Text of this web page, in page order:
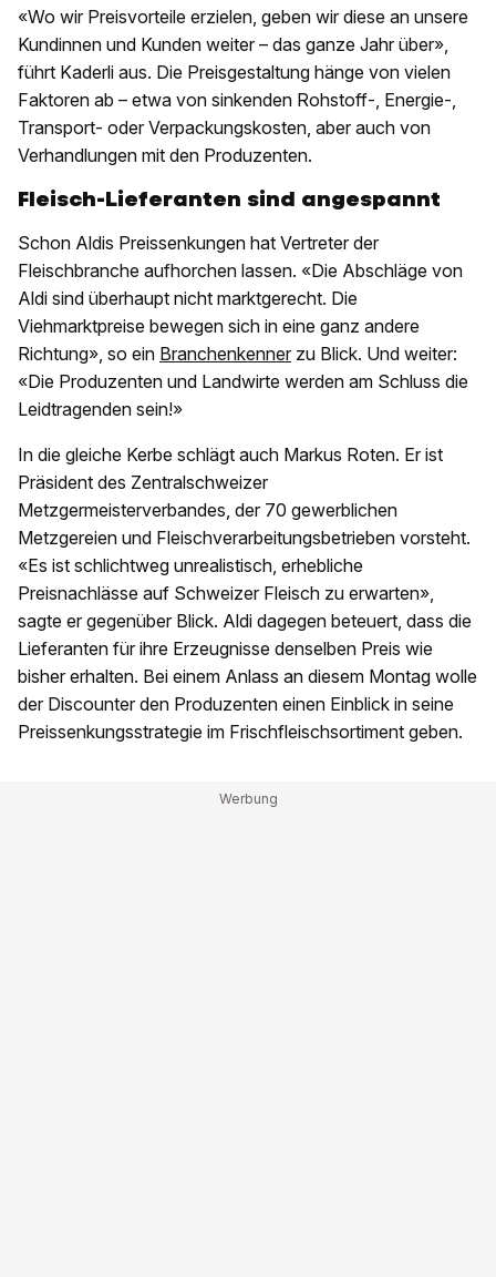
«Wo wir Preisvorteile erzielen, geben wir diese an unsere
Kundinnen und Kunden weiter – das ganze Jahr über»,
führt Kaderli aus. Die Preisgestaltung hänge von vielen
Faktoren ab – etwa von sinkenden Rohstoff-, Energie-,
Transport- oder Verpackungskosten, aber auch von
Verhandlungen mit den Produzenten.
Fleisch-Lieferanten sind angespannt
Schon Aldis Preissenkungen hat Vertreter der
Fleischbranche aufhorchen lassen. «Die Abschläge von
Aldi sind überhaupt nicht marktgerecht. Die
Viehmarktpreise bewegen sich in eine ganz andere
Richtung», so ein Branchenkenner zu Blick. Und weiter:
«Die Produzenten und Landwirte werden am Schluss die
Leidtragenden sein!»
In die gleiche Kerbe schlägt auch Markus Roten. Er ist
Präsident des Zentralschweizer
Metzgermeisterverbandes, der 70 gewerblichen
Metzgereien und Fleischverarbeitungsbetrieben vorsteht.
«Es ist schlichtweg unrealistisch, erhebliche
Preisnachlässe auf Schweizer Fleisch zu erwarten»,
sagte er gegenüber Blick. Aldi dagegen beteuert, dass die
Lieferanten für ihre Erzeugnisse denselben Preis wie
bisher erhalten. Bei einem Anlass an diesem Montag wolle
der Discounter den Produzenten einen Einblick in seine
Preissenkungsstrategie im Frischfleischsortiment geben.